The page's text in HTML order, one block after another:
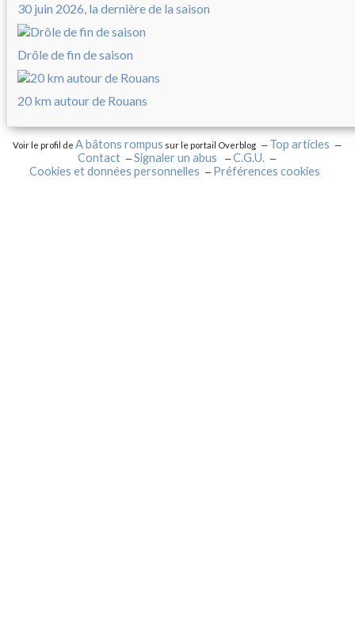
30 juin 2026, la dernière de la saison
Drôle de fin de saison
20 km autour de Rouans
Voir le profil deA bâtons rompus sur le portail Overblog
Top articles
Contact
Signaler un abus
C.G.U.
Cookies et données personnelles
Préférences cookies